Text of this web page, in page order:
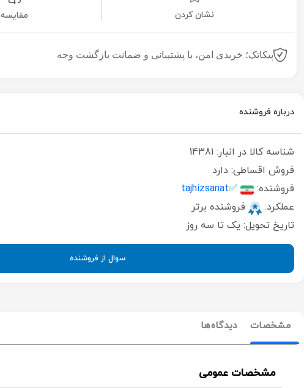
نشان کردن مقایسه
پیکاتک؛ خریدی امن، با پشتیبانی و ضمانت بازگشت وجه
درباره فروشنده
شناسه کالا در انبار: 14381
فروش اقساطی: دارد
فروشنده:
✅tajhizsanat
عملکرد:
فروشنده برتر
تاریخ تحویل: یک تا سه روز
سوال از فروشنده
مشخصات دیدگاه‌ها
مشخصات عمومی